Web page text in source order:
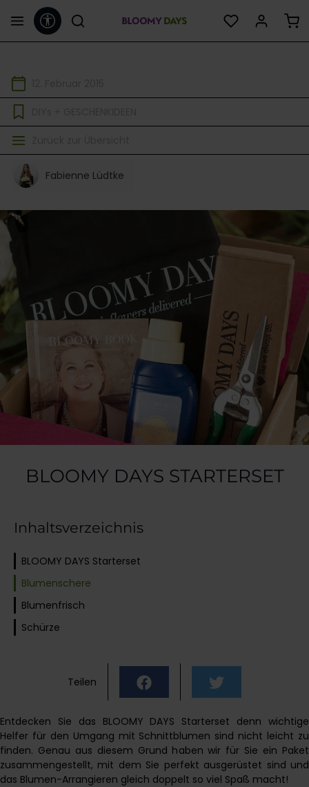
springenWerkzeugleiste anzeigen
Fabienne Lüdtke
BLOOMY DAYS STARTERSET
Inhaltsverzeichnis
BLOOMY DAYS Starterset
Blumenschere
Blumenfrisch
Schürze
Teilen
Entdecken Sie das BLOOMY DAYS Starterset denn wichtige
Helfer für den Umgang mit Schnittblumen sind nicht leicht zu
finden. Genau aus diesem Grund haben wir für Sie ein Paket
zusammengestellt, mit dem Sie perfekt ausgerüstet sind und
das Blumen-Arrangieren gleich doppelt so viel Spaß macht!